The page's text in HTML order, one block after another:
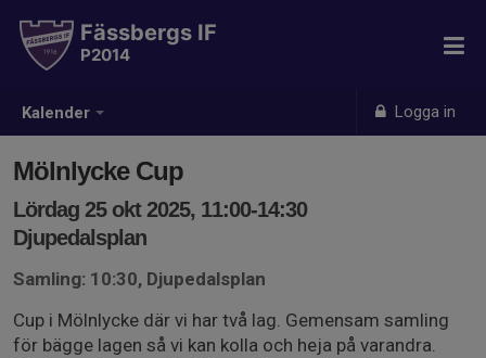
Kalender Logga in
Fässbergs IF
P2014
Mölnlycke Cup
Lördag 25 okt 2025, 11:00-14:30
Djupedalsplan
Samling: 10:30, Djupedalsplan
Cup i Mölnlycke där vi har två lag. Gemensam samling
för bägge lagen så vi kan kolla och heja på varandra.